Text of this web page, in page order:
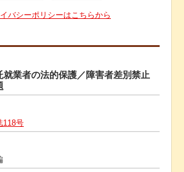
バシーポリシーはこちらから
就業者の法的保護／障害者差別禁止
118号